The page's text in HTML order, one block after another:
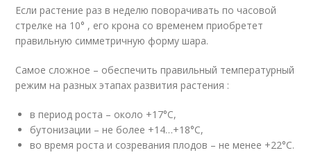
Если растение раз в неделю поворачивать по часовой
стрелке на 10° , его крона со временем приобретет
правильную симметричную форму шара.
Самое сложное – обеспечить правильный температурный
режим на разных этапах развития растения :
в период роста – около +17°C,
бутонизации – не более +14…+18°C,
во время роста и созревания плодов – не менее +22°C.